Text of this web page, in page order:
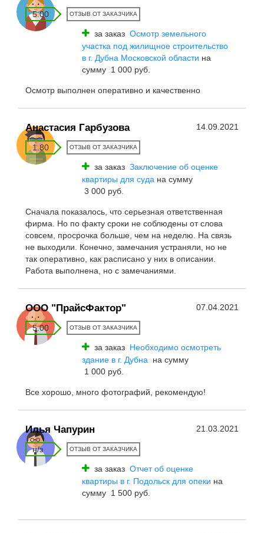
5.00 ОТЗЫВ ОТ ЗАКАЗЧИКА
за заказ Осмотр земельного
участка под жилищное строительство
в г. Дубна Московской области на
сумму 1 000 руб.
Осмотр выполнен оперативно и качественно
Анастасия Гарбузова 14.09.2021
1.80 ОТЗЫВ ОТ ЗАКАЗЧИКА
за заказ Заключение об оценке
квартиры для суда на сумму
3 000 руб.
Сначала показалось, что серьезная ответственная
фирма. Но по факту сроки не соблюдены от слова
совсем, просрочка больше, чем на неделю. На связь
не выходили. Конечно, замечания устраняли, но не
так оперативно, как расписано у них в описании.
Работа выполнена, но с замечаниями.
ООО "ПрайсФактор" 07.04.2021
5.00 ОТЗЫВ ОТ ЗАКАЗЧИКА
за заказ Необходимо осмотреть
здание в г. Дубна
на сумму
1 000 руб.
Все хорошо, много фотографий, рекомендую!
Илья Чапурин 21.03.2021
н/з ОТЗЫВ ОТ ЗАКАЗЧИКА
за заказ Отчет об оценке
квартиры в г. Подольск для опеки на
сумму 1 500 руб.